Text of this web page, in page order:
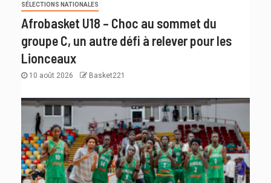
SÉLECTIONS NATIONALES
Afrobasket U18 – Choc au sommet du
groupe C, un autre défi à relever pour les
Lionceaux
10 août 2026 Basket221